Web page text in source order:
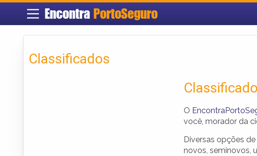
Encontra PortoSeguro
Classificados
O
você, morador da
Diversas opções
novos, seminovos,